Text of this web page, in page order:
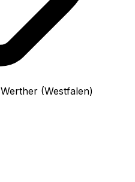
Werther (Westfalen)